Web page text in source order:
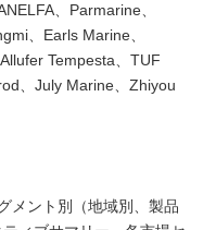
、Parmarine、
、Earls Marine、
Tempesta、TUF
、July Marine、Zhiyou
メント別（地域別、製品